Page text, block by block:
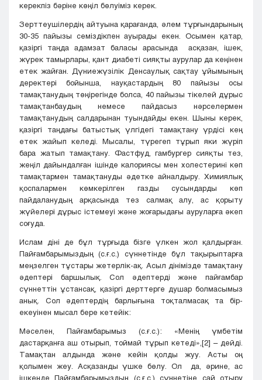
керекпіз бәріне көңіл бөлуіміз керек.
Зерттеушілердің айтуына қарағанда, әлем тұрғындарының
30-35 пайызы семіздікпен ауырады екен. Осымен қатар,
қазіргі таңда адамзат баласы арасында асқазан, ішек,
жүрек тамырлары, қант диабеті сияқты аурулар да кеңінен
етек жайған. Дүниежүзілік Денсаулық сақтау ұйымының
деректері бойынша, науқастардың 80 пайызы осы
тамақтанудың төңірегінде болса, 40 пайызы тікелей дұрыс
тамақтанбаудың немесе пайдасыз нәрселермен
тамақтанудың салдарынан туындайды екен. Шыны керек,
қазіргі таңдағы батыстық үлгідегі тамақтану үрдісі кең
етек жайып келеді. Мысалы, түрегеп тұрып яки жүріп
бара жатып тамақтану. Фастфуд, гамбургер сияқты тез,
жеңіл дайындалған ішінде калориясы мен холестерині көп
тамақтармен тамақтануды әдетке айналдыру. Химиялық
қоспалармен көмкерілген газды сусындарды көп
пайдаланудың арқасында тез салмақ алу, ас қорыту
жүйелері дұрыс істемеуі және жоғарыдағы ауруларға әкеп
соғуда.
Ислам діні де бұл тұрғыда бізге үлкен жол қалдырған.
Пайғамбарымыздың (с.ғ.с.) сүннетінде бұл тақырыптарға
меңзелген тұстары жетерлік-ақ. Асыл дінімізде тамақтану
әдептері баршылық. Сол әдептерді және пайғамбар
сүннеттін ұстансақ, қазіргі дерттерге душар болмасымыз
анық. Сол әдептердің барлығына тоқталмасақ та бір-
екеуінен мысал бере кетейік:
Мәселен, Пайғамбарымыз (с.ғ.с.): «Менің үмбетім
дастарқанға аш отырып, тоймай тұрып кетеді», [2] – дейді.
Тамақтан алдында және кейін қолды жуу. Асты оң
қолымен жеу. Асқазанды үшке бөлу. Ол да, әрине, ас
ішкенде Пайғамбарымыздың (с.ғ.с.) сүннетіне сай отыру